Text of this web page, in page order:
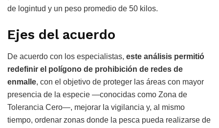
de logintud y un peso promedio de 50 kilos.
Ejes del acuerdo
De acuerdo con los especialistas, este análisis permitió
redefinir el polígono de prohibición de redes de
enmalle, con el objetivo de proteger las áreas con mayor
presencia de la especie —conocidas como Zona de
Tolerancia Cero—, mejorar la vigilancia y, al mismo
tiempo, ordenar zonas donde la pesca pueda realizarse de